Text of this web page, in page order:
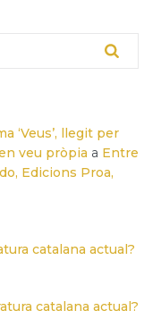
‘Veus’, llegit per
veu pròpia a Entre
Edicions Proa,
catalana actual?
catalana actual?